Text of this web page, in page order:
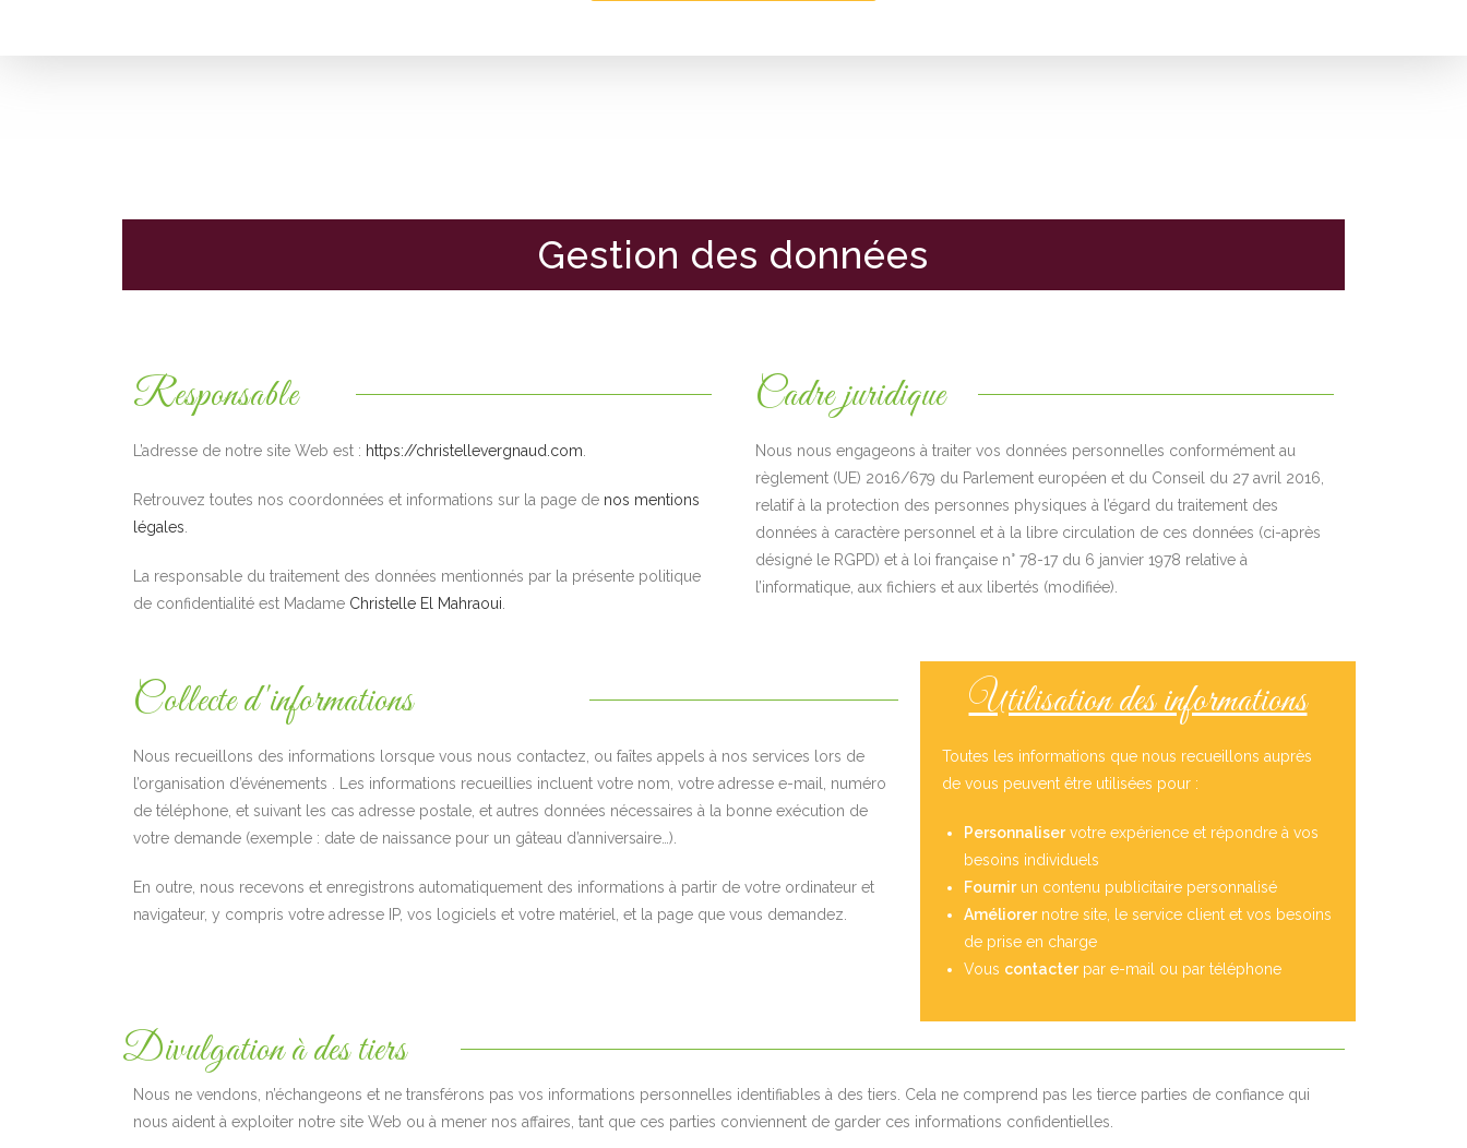
Gestion des données
Responsable
L’adresse de notre site Web est : https://christellevergnaud.com.
Retrouvez toutes nos coordonnées et informations sur la page de nos mentions
légales.
La responsable du traitement des données mentionnés par la présente politique
de confidentialité est Madame Christelle El Mahraoui.
Cadre juridique
Nous nous engageons à traiter vos données personnelles conformément au
règlement (UE) 2016/679 du Parlement européen et du Conseil du 27 avril 2016,
relatif à la protection des personnes physiques à l’égard du traitement des
données à caractère personnel et à la libre circulation de ces données (ci-après
désigné le RGPD) et à loi française n° 78-17 du 6 janvier 1978 relative à
l’informatique, aux fichiers et aux libertés (modifiée).
Collecte d'informations
Nous recueillons des informations lorsque vous nous contactez, ou faîtes appels à nos services lors de
l’organisation d’événements . Les informations recueillies incluent votre nom, votre adresse e-mail, numéro
de téléphone, et suivant les cas adresse postale, et autres données nécessaires à la bonne exécution de
votre demande (exemple : date de naissance pour un gâteau d’anniversaire…).
En outre, nous recevons et enregistrons automatiquement des informations à partir de votre ordinateur et
navigateur, y compris votre adresse IP, vos logiciels et votre matériel, et la page que vous demandez.
Utilisation des informations
Toutes les informations que nous recueillons auprès
de vous peuvent être utilisées pour :
Personnaliservotre expérience et répondre à vos
besoins individuels
Fournirun contenu publicitaire personnalisé
Améliorernotre site, le service client et vos besoins
de prise en charge
Vous contacterpar e-mail ou par téléphone
Divulgation à des tiers
Nous ne vendons, n’échangeons et ne transférons pas vos informations personnelles identifiables à des tiers. Cela ne comprend pas les tierce parties de confiance qui
nous aident à exploiter notre site Web ou à mener nos affaires, tant que ces parties conviennent de garder ces informations confidentielles.